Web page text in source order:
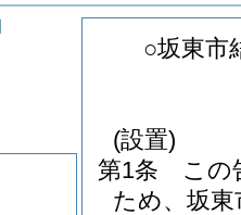
○坂東市
(設置)
第1条
この
ため、坂